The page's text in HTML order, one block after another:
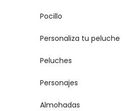
Pocillo
Personaliza tu peluche
Peluches
Personajes
Almohadas